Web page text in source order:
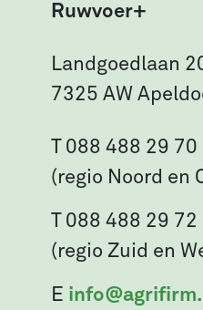
Ruwvoer+
Landgoedlaan
7325 AW
T 088 488 29 70
(regio Noord en
T 088 488 29 72
(regio Zuid en
E